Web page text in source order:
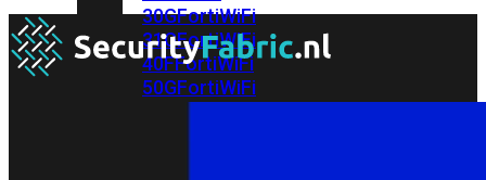
30GFortiWiFi
31GFortiWiFi
40FFortiWiFi
50GFortiWiFi